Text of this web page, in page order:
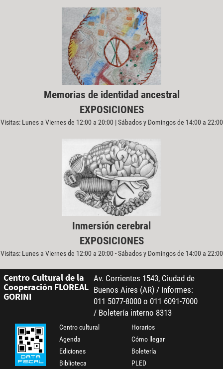
Memorias de identidad ancestral
EXPOSICIONES
Visitas: Lunes a Viernes de 12:00 a 20:00 | Sábados y Domingos de 14:00 a 22:00
Inmersión cerebral
EXPOSICIONES
Visitas: Lunes a Viernes de 12:00 a 20:00 - Sábados y Domingos de 14:00 a 22:00
Centro Cultural de la
Cooperación FLOREAL
GORINI
Av. Corrientes 1543, Ciudad de
Buenos Aires (AR) / Informes:
011 5077-8000 o 011 6091-7000
/ Boletería interno 8313
Centro cultural
Agenda
Ediciones
Biblioteca
Horarios
Cómo llegar
Boletería
PLED